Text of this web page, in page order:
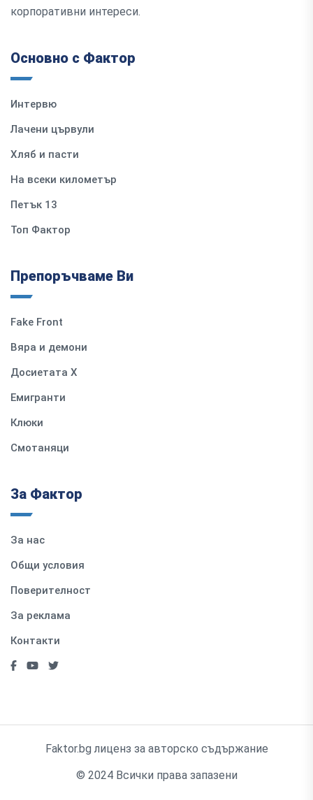
корпоративни интереси.
Основно с Фактор
Интервю
Лачени цървули
Хляб и пасти
На всеки километър
Петък 13
Топ Фактор
Препоръчваме Ви
Fake Front
Вяра и демони
Досиетата Х
Емигранти
Клюки
Смотаняци
За Фактор
За нас
Общи условия
Поверителност
За реклама
Контакти
Faktor.bg лиценз за авторско съдържание
© 2024 Всички права запазени